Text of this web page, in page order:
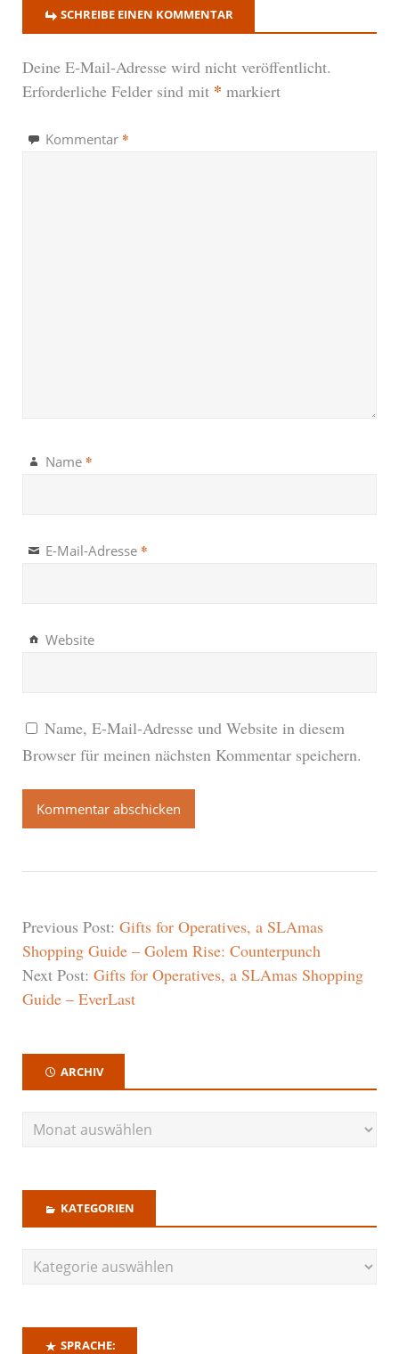
SCHREIBE EINEN KOMMENTAR
Deine E-Mail-Adresse wird nicht veröffentlicht.
Erforderliche Felder sind mit * markiert
Kommentar *
Name *
E-Mail-Adresse *
Website
Name, E-Mail-Adresse und Website in diesem
Browser für meinen nächsten Kommentar speichern.
Previous Post: Gifts for Operatives, a SLAmas
Shopping Guide – Golem Rise: Counterpunch
Next Post: Gifts for Operatives, a SLAmas Shopping
Guide – EverLast
ARCHIV
KATEGORIEN
SPRACHE: